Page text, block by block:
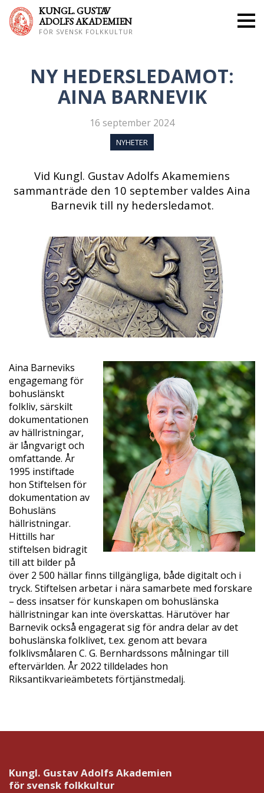
KUNGL. GUSTAV
ADOLFS AKADEMIEN
FÖR SVENSK FOLKKULTUR
NY HEDERSLEDAMOT:
AINA BARNEVIK
16 september 2024
NYHETER
Vid Kungl. Gustav Adolfs Akamemiens
sammanträde den 10 september valdes Aina
Barnevik till ny hedersledamot.
Aina Barneviks
engagemang för
bohuslänskt
folkliv, särskilt
dokumentationen
av hällristningar,
är långvarigt och
omfattande. År
1995 instiftade
hon Stiftelsen för
dokumentation av
Bohusläns
hällristningar.
Hittills har
stiftelsen bidragit
till att bilder på
över 2 500 hällar finns tillgängliga, både digitalt och i
tryck. Stiftelsen arbetar i nära samarbete med forskare
– dess insatser för kunskapen om bohuslänska
hällristningar kan inte överskattas. Härutöver har
Barnevik också engagerat sig för andra delar av det
bohuslänska folklivet, t.ex. genom att bevara
folklivsmålaren C. G. Bernhardssons målningar till
eftervärlden. År 2022 tilldelades hon
Riksantikvarieämbetets förtjänstmedalj.
Kungl. Gustav Adolfs Akademien
för svensk folkkultur